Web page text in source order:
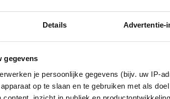
Details Advertentie-
gegevens
je persoonlijke gegevens (bijv. uw IP-
op te slaan en te gebruiken met als